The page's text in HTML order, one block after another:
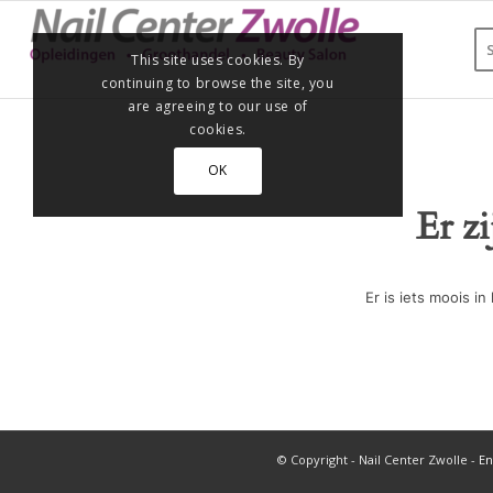
Er
Er is iets moois
© Copyright - Nail Center Zwolle -
This site uses cookies. By
continuing to browse the site, you
are agreeing to our use of
cookies.
OK